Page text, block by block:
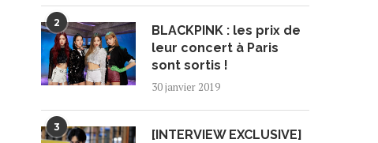
2
BLACKPINK : les prix de
leur concert à Paris
sont sortis !
30 janvier 2019
3
[INTERVIEW EXCLUSIVE]